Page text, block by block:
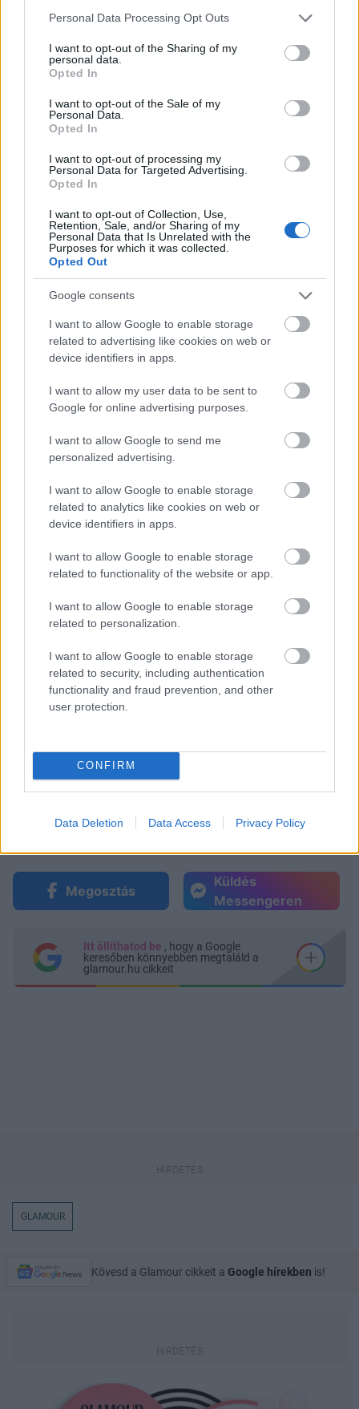
Please note that this website/app uses one or more Google
not limited to your visit or usage behaviour. You may click to
grant or deny consent to Google and its third-party tags to
use your data for below specified purposes in below Google
consent section.
Personal Data Processing Opt Outs
I want to opt-out of the Sharing of my
personal data.
Opted In
I want to opt-out of the Sale of my
Personal Data.
Opted In
I want to opt-out of processing my
Personal Data for Targeted Advertising.
Opted In
I want to opt-out of Collection, Use,
Retention, Sale, and/or Sharing of my
Personal Data that Is Unrelated with the
Purposes for which it was collected.
Opted Out
Google consents
I want to allow Google to enable storage
related to advertising like cookies on web or
device identifiers in apps.
I want to allow my user data to be sent to
Google for online advertising purposes.
I want to allow Google to send me
personalized advertising.
I want to allow Google to enable storage
related to analytics like cookies on web or
device identifiers in apps.
I want to allow Google to enable storage
related to functionality of the website or app.
I want to allow Google to enable storage
related to personalization.
I want to allow Google to enable storage
related to security, including authentication
functionality and fraud prevention, and other
user protection.
CONFIRM
Data Deletion Data Access Privacy Policy
Rossmann üzleteiben!
Megosztás
Küldés
Messengeren
Itt állíthatod be , hogy a Google
keresőben könnyebben megtaláld a
glamour.hu cikkeit
GLAMOUR
Kövesd a Glamour cikkeit a Google hírekben is!